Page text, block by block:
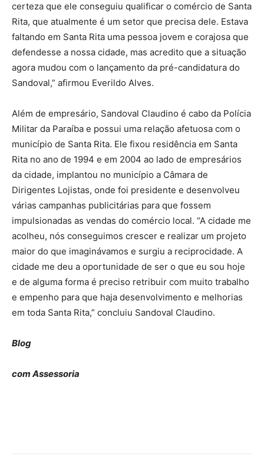
certeza que ele conseguiu qualificar o comércio de Santa
Rita, que atualmente é um setor que precisa dele. Estava
faltando em Santa Rita uma pessoa jovem e corajosa que
defendesse a nossa cidade, mas acredito que a situação
agora mudou com o lançamento da pré-candidatura do
Sandoval,” afirmou Everildo Alves.
Além de empresário, Sandoval Claudino é cabo da Polícia
Militar da Paraíba e possui uma relação afetuosa com o
município de Santa Rita. Ele fixou residência em Santa
Rita no ano de 1994 e em 2004 ao lado de empresários
da cidade, implantou no município a Câmara de
Dirigentes Lojistas, onde foi presidente e desenvolveu
várias campanhas publicitárias para que fossem
impulsionadas as vendas do comércio local. “A cidade me
acolheu, nós conseguimos crescer e realizar um projeto
maior do que imaginávamos e surgiu a reciprocidade. A
cidade me deu a oportunidade de ser o que eu sou hoje
e de alguma forma é preciso retribuir com muito trabalho
e empenho para que haja desenvolvimento e melhorias
em toda Santa Rita,” concluiu Sandoval Claudino.
Blog
com Assessoria